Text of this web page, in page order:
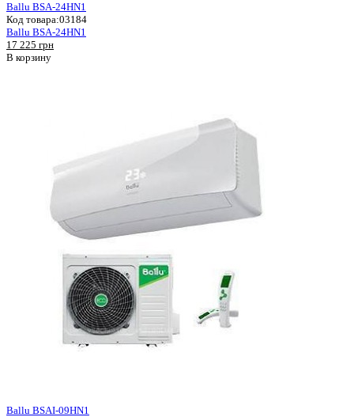
Ballu BSA-24HN1
Код товара:03184
Ballu BSA-24HN1
17 225 грн
В корзину
Ballu BSAI-09HN1